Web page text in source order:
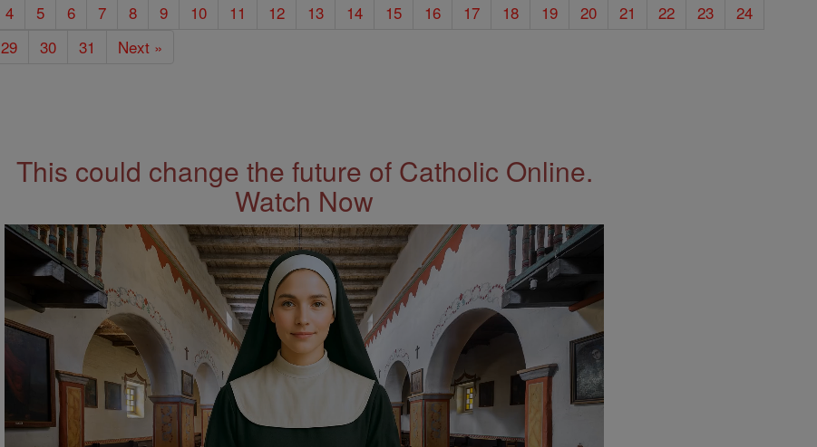
4 5 6 7 8 9 10 11 12 13 14 15 16 17 18 19 20 21 22 23
24
29 30 31 Next »
This could change the future of Catholic Online.
Watch Now